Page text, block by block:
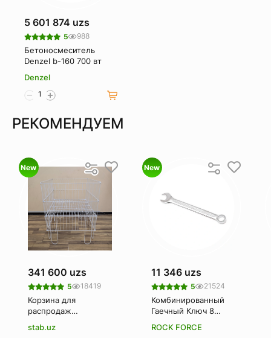
5 601 874 uzs
5 988
Бетоносмеситель
Denzel b-160 700 вт
Denzel
РЕКОМЕНДУЕМ
New
341 600 uzs
5 18419
Корзина для
распродаж
накопитель)
stab.uz
New
11 346 uzs
5 21524
Комбинированный
Гаечный Ключ 8
75508
ROCK FORCE